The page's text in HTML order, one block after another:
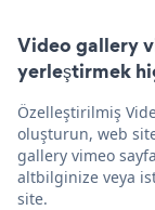
Video gallery
yerleştirmek
Özelleştirilmiş
oluşturun, web
gallery vimeo
altbilginize veya
site.